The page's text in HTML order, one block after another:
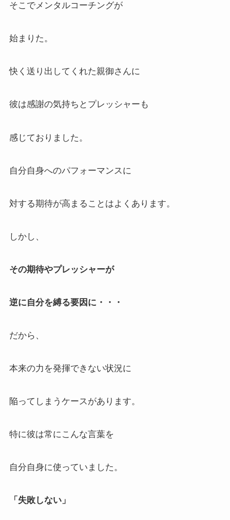
そこでメンタルコーチングが
始まりた。
快く送り出してくれた親御さんに
彼は感謝の気持ちとプレッシャーも
感じておりました。
自分自身へのパフォーマンスに
対する期待が高まることはよくあります。
しかし、
その期待やプレッシャーが
逆に自分を縛る要因に・・・
だから、
本来の力を発揮できない状況に
陥ってしまうケースがあります。
特に彼は常にこんな言葉を
自分自身に使っていました。
「失敗しない」